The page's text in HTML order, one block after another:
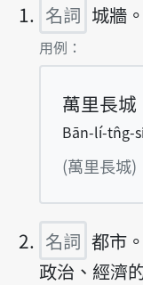
名詞 城牆。
第1項釋義的
用例：
萬里長城
Bān-lí-tn̂g-
(萬里長城)
名詞 都市
政治、經濟